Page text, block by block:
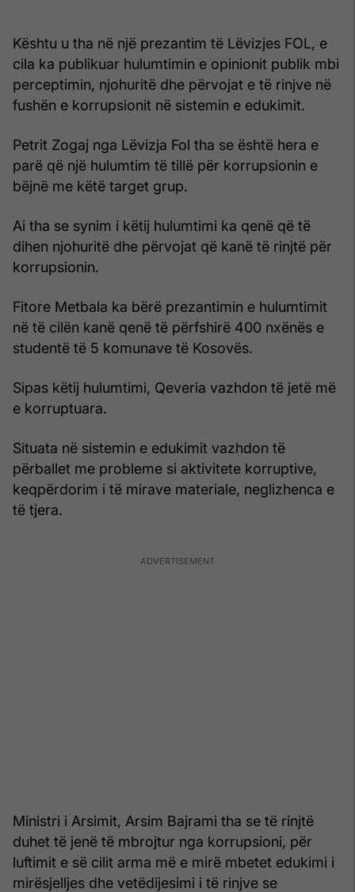
Kështu u tha në një prezantim të Lëvizjes FOL, e
cila ka publikuar hulumtimin e opinionit publik mbi
perceptimin, njohuritë dhe përvojat e të rinjve në
fushën e korrupsionit në sistemin e edukimit.
Petrit Zogaj nga Lëvizja Fol tha se është hera e
parë që një hulumtim të tillë për korrupsionin e
bëjnë me këtë target grup.
Ai tha se synim i këtij hulumtimi ka qenë që të
dihen njohuritë dhe përvojat që kanë të rinjtë për
korrupsionin.
Fitore Metbala ka bërë prezantimin e hulumtimit
në të cilën kanë qenë të përfshirë 400 nxënës e
studentë të 5 komunave të Kosovës.
Sipas këtij hulumtimi, Qeveria vazhdon të jetë më
e korruptuara.
Situata në sistemin e edukimit vazhdon të
përballet me probleme si aktivitete korruptive,
keqpërdorim i të mirave materiale, neglizhenca e
të tjera.
Ministri i Arsimit, Arsim Bajrami tha se të rinjtë
duhet të jenë të mbrojtur nga korrupsioni, për
luftimit e së cilit arma më e mirë mbetet edukimi i
mirësjelljes dhe vetëdijesimi i të rinjve se